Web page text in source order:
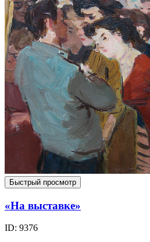
Быстрый просмотр
«На выставке»
ID: 9376